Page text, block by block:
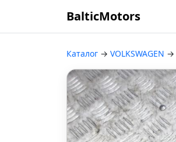
BalticMotors
Каталог → VOLKSWAGEN →